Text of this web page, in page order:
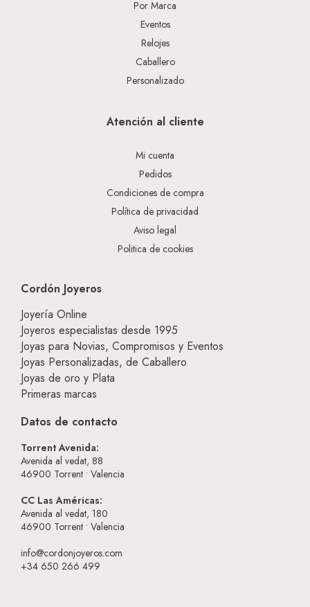
Por Marca
Eventos
Relojes
Caballero
Personalizado
Atención al cliente
Mi cuenta
Pedidos
Condiciones de compra
Política de privacidad
Aviso legal
Politica de cookies
Cordón Joyeros
Joyería Online
Joyeros especialistas desde 1995
Joyas para Novias, Compromisos y Eventos
Joyas Personalizadas, de Caballero
Joyas de oro y Plata
Primeras marcas
Datos de contacto
Torrent Avenida:
Avenida al vedat, 88
46900 Torrent • Valencia
CC Las Américas:
Avenida al vedat, 180
46900 Torrent • Valencia
info@cordonjoyeros.com
+34 650 266 499